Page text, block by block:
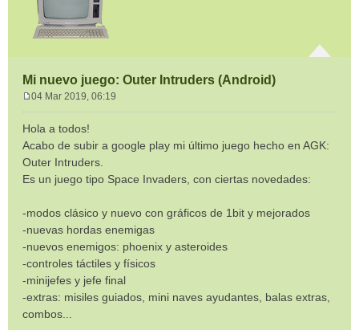
Mi nuevo juego: Outer Intruders (Android)
n
s
a
j
04 Mar 2019, 06:19
Hola a todos!
Acabo de subir a google play mi último juego hecho en AGK:
Outer Intruders.
Es un juego tipo Space Invaders, con ciertas novedades:
-modos clásico y nuevo con gráficos de 1bit y mejorados
-nuevas hordas enemigas
-nuevos enemigos: phoenix y asteroides
-controles táctiles y físicos
-minijefes y jefe final
-extras: misiles guiados, mini naves ayudantes, balas extras,
combos...